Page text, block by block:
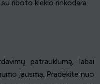
riboto kiekio rinkodara.
patrauklumą, labai
jausmą. Pradėkite nuo